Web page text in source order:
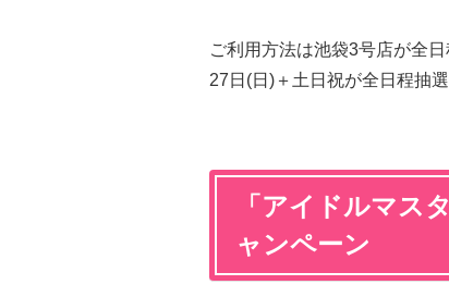
ご利用方法は池袋3号店が全
27日(日)＋土日祝が全日程抽
「アイドルマス
ャンペーン